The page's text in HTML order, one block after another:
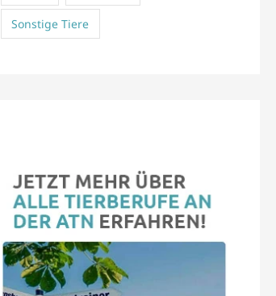
Sonstige Tiere